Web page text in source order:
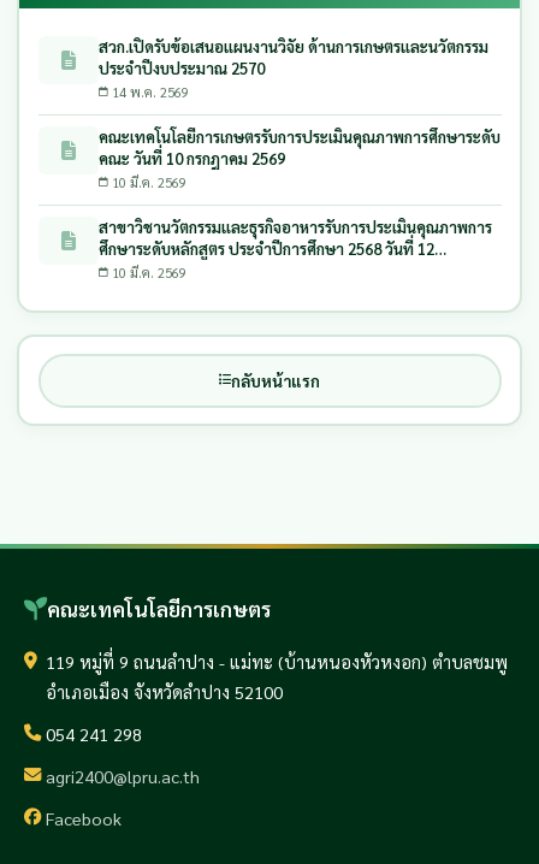
สวก.เปิดรับข้อเสนอแผนงานวิจัย ด้านการเกษตรและนวัตกรรม
ประจำปีงบประมาณ 2570
14 พ.ค. 2569
คณะเทคโนโลยีการเกษตรรับการประเมินคุณภาพการศึกษาระดับ
คณะ วันที่ 10 กรกฎาคม 2569
10 มี.ค. 2569
สาขาวิชานวัตกรรมและธุรกิจอาหารรับการประเมินคุณภาพการ
ศึกษาระดับหลักสูตร ประจำปีการศึกษา 2568 วันที่ 12
พฤษภาคม 2569
10 มี.ค. 2569
กลับหน้าแรก
คณะเทคโนโลยีการเกษตร
119 หมู่ที่ 9 ถนนลำปาง - แม่ทะ (บ้านหนองหัวหงอก) ตำบลชมพู
อำเภอเมือง จังหวัดลำปาง 52100
054 241 298
agri2400@lpru.ac.th
Facebook